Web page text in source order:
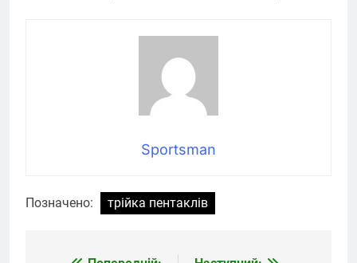
Sportsman
Позначено: трійка пентаклів